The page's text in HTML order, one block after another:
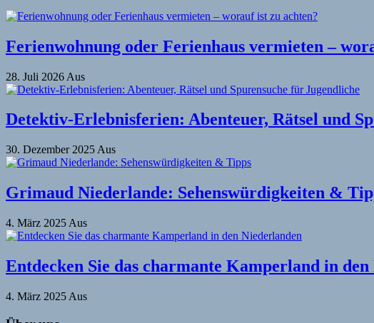
Ferienwohnung oder Ferienhaus vermieten –
28. Juli 2026 Aus
Detektiv-Erlebnisferien: Abenteuer, Rätsel und
30. Dezember 2025 Aus
Grimaud Niederlande: Sehenswürdigkeiten &
4. März 2025 Aus
Entdecken Sie das charmante Kamperland in
4. März 2025 Aus